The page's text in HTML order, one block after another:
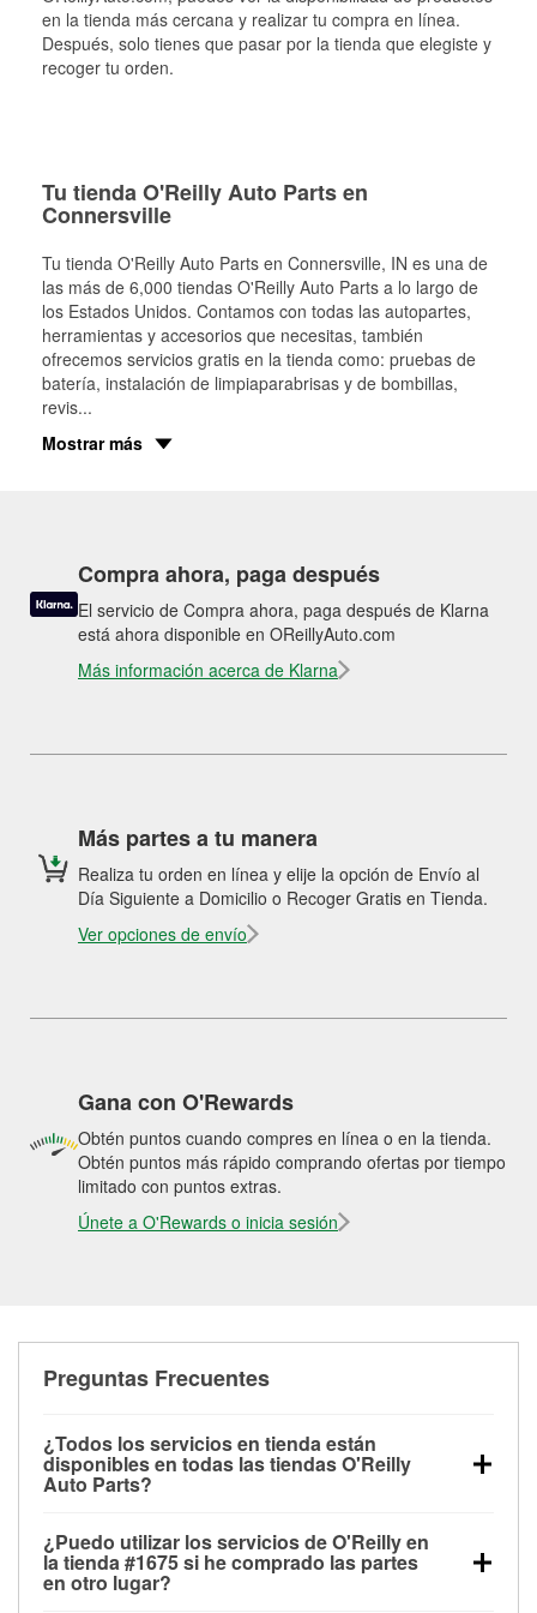
en la tienda más cercana y realizar tu compra en línea.
Después, solo tienes que pasar por la tienda que elegiste y
recoger tu orden.
Tu tienda O'Reilly Auto Parts en
Connersville
Tu tienda O'Reilly Auto Parts en Connersville, IN es una de
las más de 6,000 tiendas O'Reilly Auto Parts a lo largo de
los Estados Unidos. Contamos con todas las autopartes,
herramientas y accesorios que necesitas, también
ofrecemos servicios gratis en la tienda como: pruebas de
batería, instalación de limpiaparabrisas y de bombillas,
revis...
Mostrar más
Compra ahora, paga después
El servicio de Compra ahora, paga después de Klarna
está ahora disponible en OReillyAuto.com
Más información acerca de Klarna
Más partes a tu manera
Realiza tu orden en línea y elije la opción de Envío al
Día Siguiente a Domicilio o Recoger Gratis en Tienda.
Ver opciones de envío
Gana con O'Rewards
Obtén puntos cuando compres en línea o en la tienda.
Obtén puntos más rápido comprando ofertas por tiempo
limitado con puntos extras.
Únete a O'Rewards o inicia sesión
Preguntas Frecuentes
¿Todos los servicios en tienda están
disponibles en todas las tiendas O'Reilly
Auto Parts?
las pruebas de batería, pruebas de alternador y
motor de arranque, revisión de la luz “Check Engine”
con O'Reilly VeriScan® e instalación de
¿Puedo utilizar los servicios de O'Reilly en
la tienda #1675 si he comprado las partes
en otro lugar?